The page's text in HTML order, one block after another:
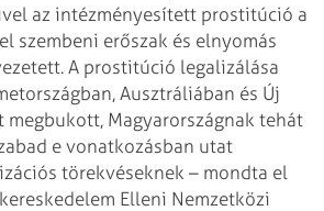
az intézményesített prostitúció a
szembeni erőszak és elnyomás
A prostitúció legalizálása
Ausztráliában és Új
megbukott, Magyarországnak tehát
e vonatkozásban utat
törekvéseknek – mondta el
Elleni Nemzetközi